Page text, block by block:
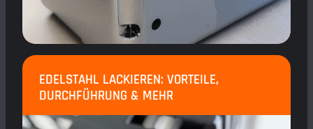
EDELSTAHL LACKIEREN: VORTEILE,
DURCHFÜHRUNG & MEHR